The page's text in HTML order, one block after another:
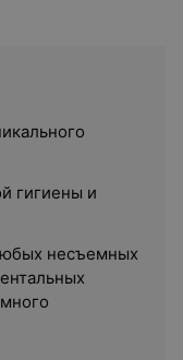
гигиены и
несъемных